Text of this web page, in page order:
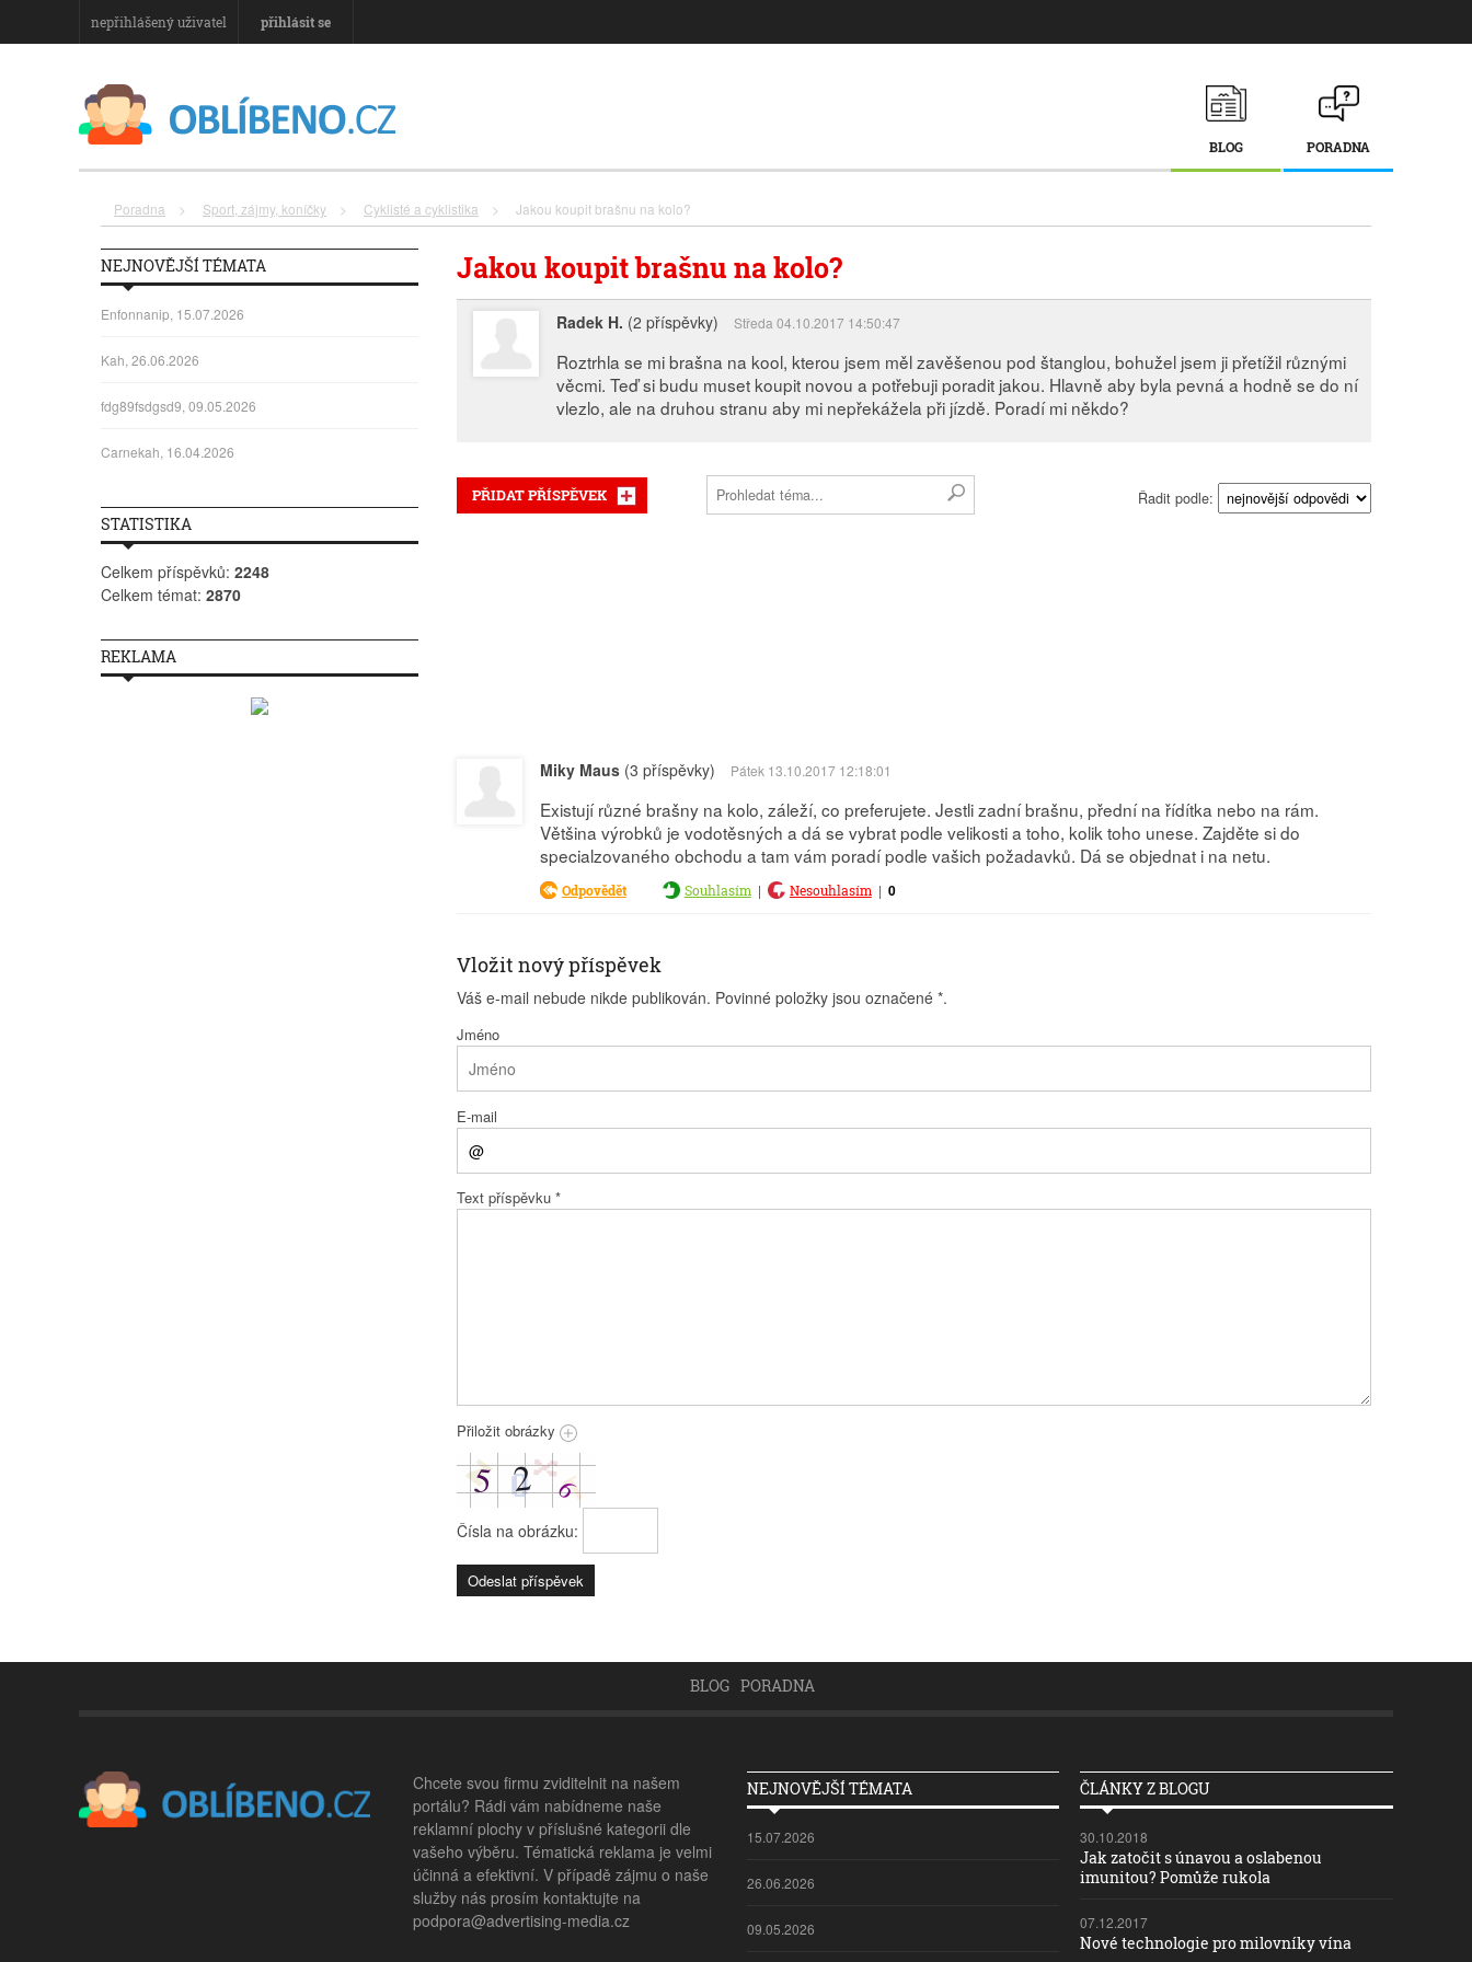
nepřihlášený uživatel přihlásit se
BLOG PORADNA
Poradna > Sport, zájmy, koníčky > Cyklisté a cyklistika > Jakou koupit brašnu na kolo?
Jakou koupit brašnu na kolo?
Radek H. (2 příspěvky) Středa 04.10.2017 14:50:47
Roztrhla se mi brašna na kool, kterou jsem měl zavěšenou pod štanglou, bohužel jsem ji přetížil různými
věcmi. Teď si budu muset koupit novou a potřebuji poradit jakou. Hlavně aby byla pevná a hodně se do ní
vlezlo, ale na druhou stranu aby mi nepřekážela při jízdě. Poradí mi někdo?
PŘIDAT PŘÍSPĚVEK Řadit podle:
Miky Maus(3 příspěvky) Pátek 13.10.2017 12:18:01
Existují různé brašny na kolo, záleží, co preferujete. Jestli zadní brašnu, přední na řídítka nebo na rám.
Většina výrobků je vodotěsných a dá se vybrat podle velikosti a toho, kolik toho unese. Zajděte si do
specialzovaného obchodu a tam vám poradí podle vašich požadavků. Dá se objednat i na netu.
Odpovědět Souhlasím | Nesouhlasím | 0
Vložit nový příspěvek
Váš e-mail nebude nikde publikován. Povinné položky jsou označené *.
Jméno
E-mail
Text příspěvku *
Přiložit obrázky
Čísla na obrázku:
NEJNOVĚJŠÍ TÉMATA
Enfonnanip, 15.07.2026
Kah, 26.06.2026
fdg89fsdgsd9, 09.05.2026
Carnekah, 16.04.2026
STATISTIKA
Celkem příspěvků: 2248
Celkem témat: 2870
REKLAMA
BLOG PORADNA
Chcete svou firmu zviditelnit na našem
portálu? Rádi vám nabídneme naše
reklamní plochy v příslušné kategorii dle
vašeho výběru. Tématická reklama je velmi
účinná a efektivní. V případě zájmu o naše
služby nás prosím kontaktujte na
podpora@advertising-media.cz
NEJNOVĚJŠÍ TÉMATA
15.07.2026
26.06.2026
09.05.2026
ČLÁNKY Z BLOGU
30.10.2018
Jak zatočit s únavou a oslabenou
imunitou? Pomůže rukola
07.12.2017
Nové technologie pro milovníky vína